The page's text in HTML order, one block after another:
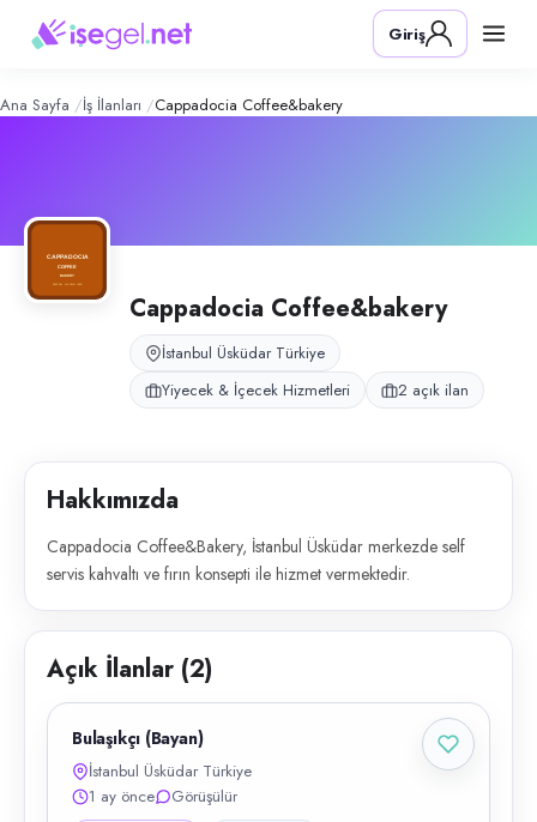
Coffee&Bakery–
Konum:
Cappadocia Coffee&Bakery, İstanbul Üsküdar merkezde self servis
Servis Elemanı
Giriş
Ana Sayfa İş İlanları Cappadocia Coffee&bakery
Cappadocia Coffee&bakery
İstanbul Üsküdar Türkiye
Yiyecek & İçecek Hizmetleri
2 açık ilan
Hakkımızda
Cappadocia Coffee&Bakery, İstanbul Üsküdar merkezde self
servis kahvaltı ve fırın konsepti ile hizmet vermektedir.
Açık İlanlar (2)
Bulaşıkçı (Bayan)
İstanbul Üsküdar Türkiye
1 ay önce
Görüşülür